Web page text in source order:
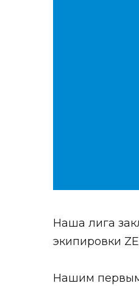
Наша лига
экипировки
Нашим первым